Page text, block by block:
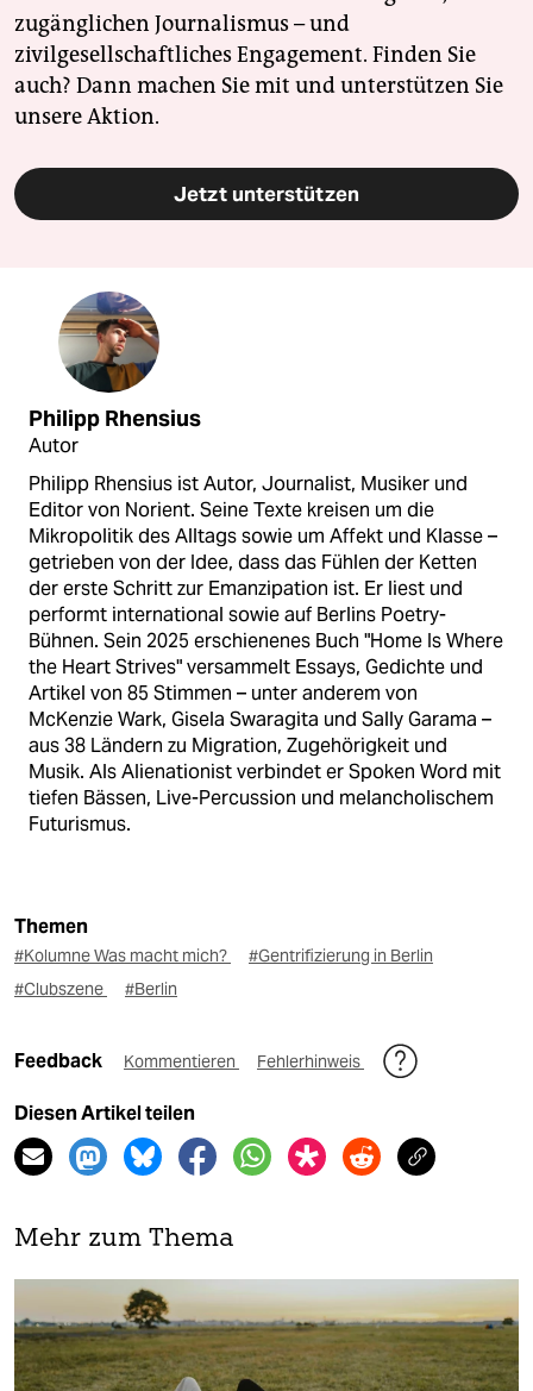
zugänglichen Journalismus – und
zivilgesellschaftliches Engagement. Finden Sie
auch? Dann machen Sie mit und unterstützen Sie
unsere Aktion.
Jetzt unterstützen
Philipp Rhensius
Autor
Philipp Rhensius ist Autor, Journalist, Musiker und
Editor von Norient. Seine Texte kreisen um die
Mikropolitik des Alltags sowie um Affekt und Klasse –
getrieben von der Idee, dass das Fühlen der Ketten
der erste Schritt zur Emanzipation ist. Er liest und
performt international sowie auf Berlins Poetry-
Bühnen. Sein 2025 erschienenes Buch "Home Is Where
the Heart Strives" versammelt Essays, Gedichte und
Artikel von 85 Stimmen – unter anderem von
McKenzie Wark, Gisela Swaragita und Sally Garama –
aus 38 Ländern zu Migration, Zugehörigkeit und
Musik. Als Alienationist verbindet er Spoken Word mit
tiefen Bässen, Live-Percussion und melancholischem
Futurismus.
Themen
#Kolumne Was macht mich?
#Gentrifizierung in Berlin
#Clubszene
#Berlin
Feedback Kommentieren Fehlerhinweis
Diesen Artikel teilen
Mehr zum Thema